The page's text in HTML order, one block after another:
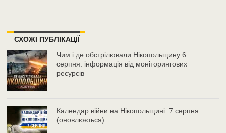
СХОЖІ ПУБЛІКАЦІЇ
Чим і де обстрілювали Нікопольщину 6
серпня: інформація від моніторингових
ресурсів
Календар війни на Нікопольщині: 7 серпня
(оновлюється)